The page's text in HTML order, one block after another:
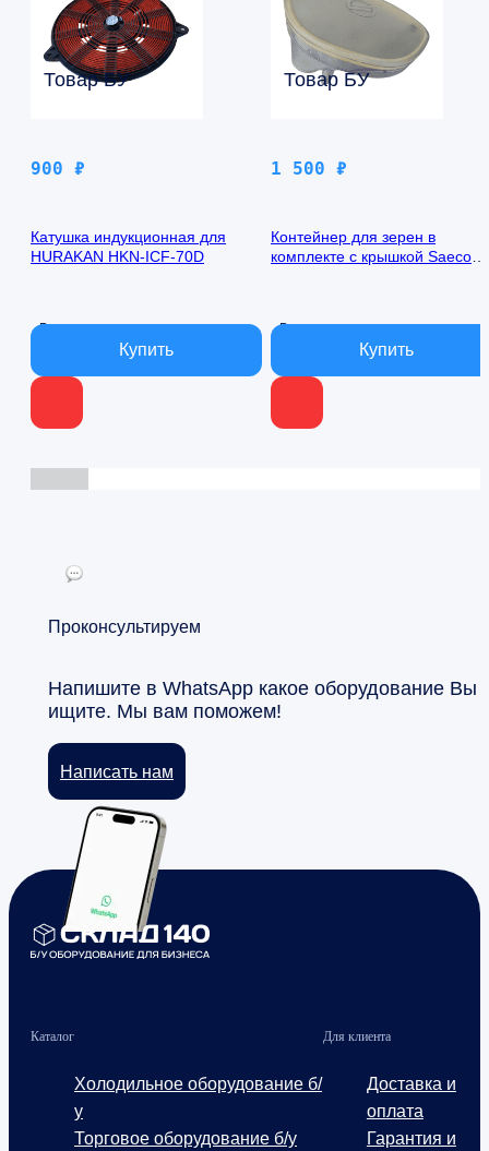
Товар БУ
900 ₽
Катушка индукционная для
HURAKAN HKN-ICF-70D
В наличии
Товар БУ
1 500 ₽
Контейнер для зерен в
комплекте с крышкой Saeco
В наличии
Проконсультируем
Напишите в WhatsApp какое оборудование Вы
ищите. Мы вам поможем!
Написать нам
Каталог
Холодильное оборудование б/
у
Торговое оборудование б/у
Для клиента
Доставка и
оплата
Гарантия и